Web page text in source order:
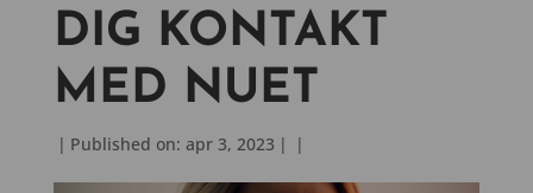
DIG KONTAKT
MED NUET
| Published on: apr 3, 2023 | |